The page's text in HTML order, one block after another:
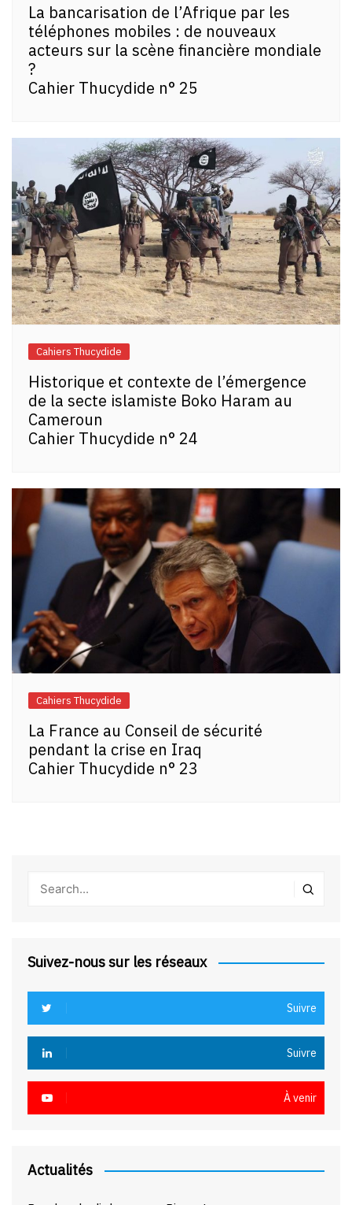
La bancarisation de l’Afrique par les
téléphones mobiles : de nouveaux
acteurs sur la scène financière mondiale
?
Cahier Thucydide n° 25
Cahiers Thucydide
Historique et contexte de l’émergence
de la secte islamiste Boko Haram au
Cameroun
Cahier Thucydide n° 24
Cahiers Thucydide
La France au Conseil de sécurité
pendant la crise en Iraq
Cahier Thucydide n° 23
Suivez-nous sur les réseaux
Suivre
Suivre
À venir
Actualités